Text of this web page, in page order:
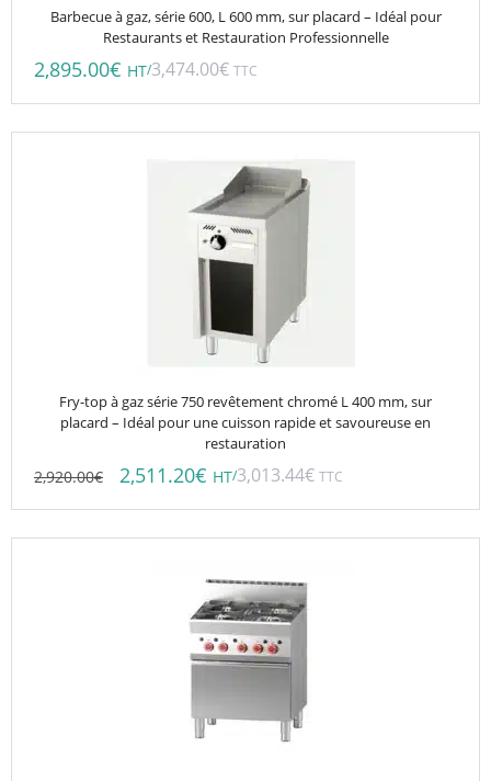
Barbecue à gaz, série 600, L 600 mm, sur placard – Idéal pour
Restaurants et Restauration Professionnelle
2,895.00€ HT/3,474.00€ TTC
Fry-top à gaz série 750 revêtement chromé L 400 mm, sur
placard – Idéal pour une cuisson rapide et savoureuse en
restauration
2,920.00€ 2,511.20€ HT/3,013.44€ TTC